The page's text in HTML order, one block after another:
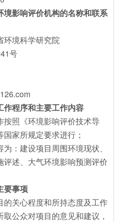
境影响评价机构的名称和联系
境科学研究院
号
作程序和主要工作内容
照《环境影响评价技术导
家所规定要求进行；
：建设项目周围环境现状、
述、大气环境影响预测评价
要事项
关心程度和所持态度及工作
公众对项目的意见和建议，